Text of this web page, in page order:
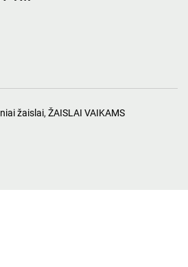
žaislai, ŽAISLAI VAIKAMS